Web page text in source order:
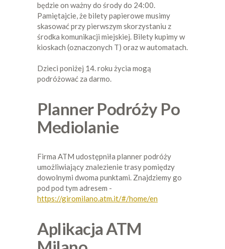
będzie on ważny do środy do 24:00.
Pamiętajcie, że bilety papierowe musimy
skasować przy pierwszym skorzystaniu z
środka komunikacji miejskiej. Bilety kupimy w
kioskach (oznaczonych T) oraz w automatach.
Dzieci poniżej 14. roku życia mogą
podróżować za darmo.
Planner Podróży Po
Mediolanie
Firma ATM udostępniła planner podróży
umożliwiający znalezienie trasy pomiędzy
dowolnymi dwoma punktami. Znajdziemy go
pod pod tym adresem -
https://giromilano.atm.it/#/home/en
Aplikacja ATM